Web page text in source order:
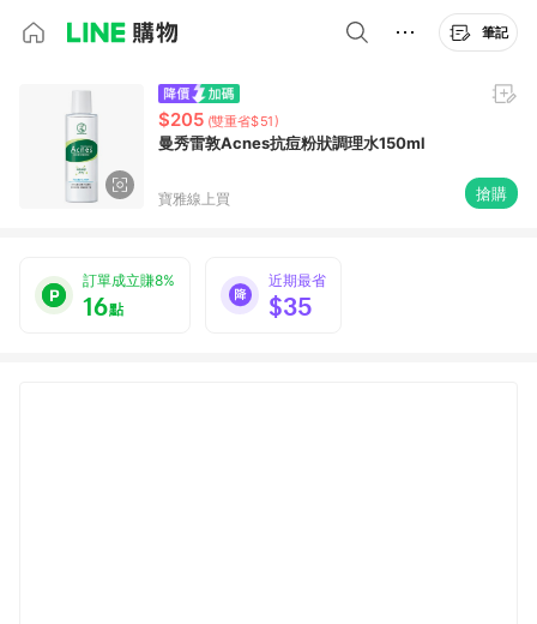
筆記
$205 (雙重省$51)
曼秀雷敦Acnes抗痘粉狀調理水150ml
寶雅線上買 搶購
訂單成立賺8%
16點
近期最省
$35